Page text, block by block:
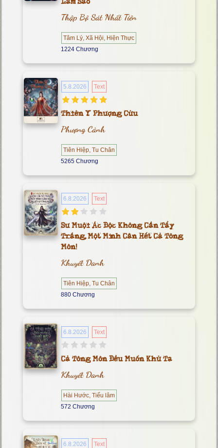
Làm Sao
Thập Bộ Sát Nhất Tiên
Tâm Lý, Xã Hội, Hiện Thực
1224 Chương
5.8.2026 Text
Thiên Y Phượng Cửu
Phượng Cảnh
Tiên Hiệp, Tu Chân
5265 Chương
6.8.2026 Text
Sư Muội Ác Độc Không Cần Tẩy
Trắng, Một Mình Cân Hết Cả Tông
Môn!
Khuyết Danh
Tiên Hiệp, Tu Chân
880 Chương
6.8.2026 Text
Cả Tông Môn Đều Muốn Khử Ta
Khuyết Danh
Hài Hước, Tiếu lâm
572 Chương
6.8.2026 Text